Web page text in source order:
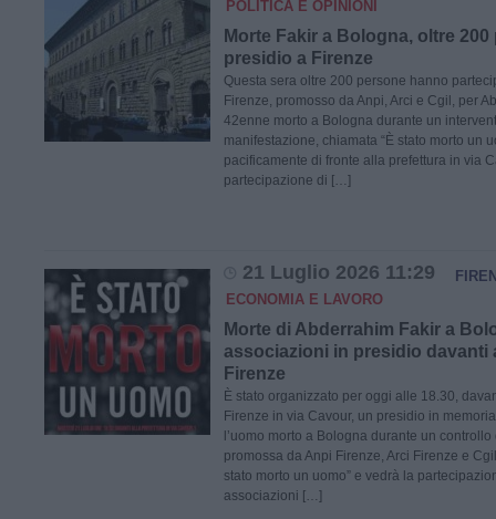
POLITICA E OPINIONI
Morte Fakir a Bologna, oltre 200
presidio a Firenze
Questa sera oltre 200 persone hanno
Firenze, promosso da Anpi, Arci e Cgil, per
42enne morto a Bologna durante un
manifestazione, chiamata “È stato morto un
pacificamente di fronte alla prefettura in via
partecipazione di […]
21 Luglio 2026 11:29
ECONOMIA E LAVORO
Morte di Abderrahim Fakir a
associazioni in presidio davanti
Firenze
È stato organizzato per oggi alle 18.30,
Firenze in via Cavour, un presidio in
l’uomo morto a Bologna durante un
promossa da Anpi Firenze, Arci Firenze e
stato morto un uomo” e vedrà la
associazioni […]